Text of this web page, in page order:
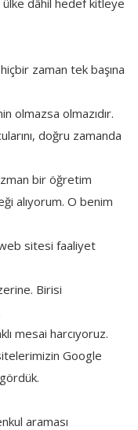
zaman tek başına
olmazsa olmazıdır.
doğru zamanda
bir öğretim
alıyorum. O benim
sitesi faaliyet
Birisi
mesai harcıyoruz.
Google
araması